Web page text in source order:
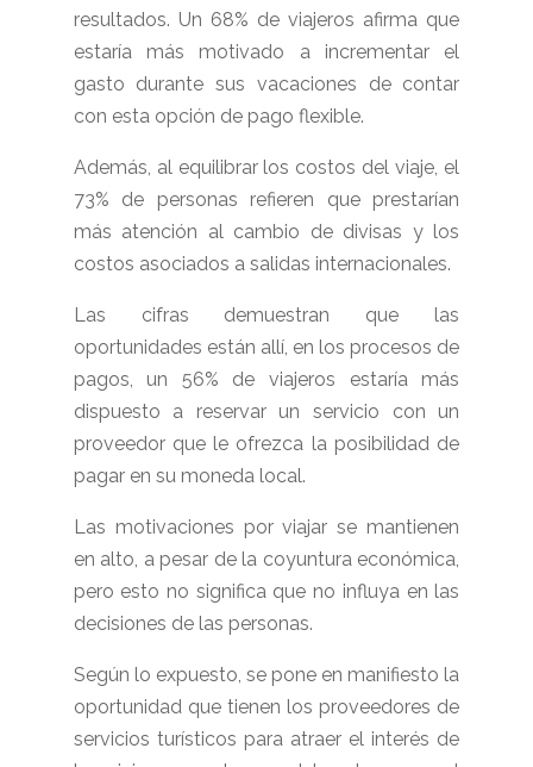
resultados. Un 68% de viajeros afirma que
estaría más motivado a incrementar el
gasto durante sus vacaciones de contar
con esta opción de pago flexible.
Además, al equilibrar los costos del viaje, el
73% de personas refieren que prestarían
más atención al cambio de divisas y los
costos asociados a salidas internacionales.
Las cifras demuestran que las
oportunidades están allí, en los procesos de
pagos, un 56% de viajeros estaría más
dispuesto a reservar un servicio con un
proveedor que le ofrezca la posibilidad de
pagar en su moneda local.
Las motivaciones por viajar se mantienen
en alto, a pesar de la coyuntura económica,
pero esto no significa que no influya en las
decisiones de las personas.
Según lo expuesto, se pone en manifiesto la
oportunidad que tienen los proveedores de
servicios turísticos para atraer el interés de